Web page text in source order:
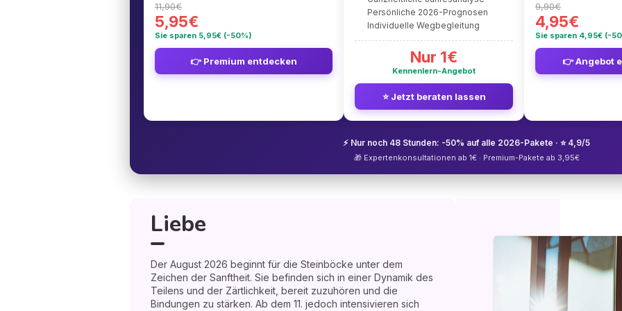
11,90€
5,95€
Sie sparen 5,95€ (-50%)
👉 Premium entdecken
Persönliche 2026-Prognosen
Individuelle Wegbegleitung
Nur 1€
Kennenlern-Angebot
⭐ Jetzt beraten lassen
9,90€
4,95€
Sie sparen 4,95€ (-
👉 Angebot
⚡ Nur noch 48 Stunden: -50% auf alle 2026-Pakete · ⭐ 4,9/5
🎁 Expertenkonsultationen ab 1€ · Premium-Pakete ab 3,95€
Liebe
Der August 2026 beginnt für die Steinböcke unter dem
Zeichen der Sanftheit. Sie befinden sich in einer Dynamik des
Teilens und der Zärtlichkeit, bereit zuzuhören und die
Bindungen zu stärken. Ab dem 11. jedoch intensivieren sich